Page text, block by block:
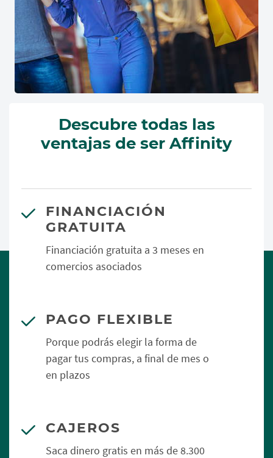
Descubre todas las
ventajas de ser Affinity
FINANCIACIÓN
GRATUITA
Financiación gratuita a 3 meses en
comercios asociados
PAGO FLEXIBLE
Porque podrás elegir la forma de
pagar tus compras, a final de mes o
en plazos
CAJEROS
Saca dinero gratis en más de 8.300